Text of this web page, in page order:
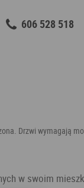
606 528 518
Drzwi wymagają
w swoim